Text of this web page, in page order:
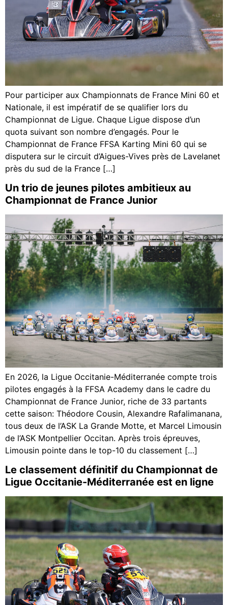
Pour participer aux Championnats de France Mini 60 et
Nationale, il est impératif de se qualifier lors du
Championnat de Ligue. Chaque Ligue dispose d’un
quota suivant son nombre d’engagés. Pour le
Championnat de France FFSA Karting Mini 60 qui se
disputera sur le circuit d’Aigues-Vives près de Lavelanet
près du sud de la France […]
Un trio de jeunes pilotes ambitieux au
Championnat de France Junior
En 2026, la Ligue Occitanie-Méditerranée compte trois
pilotes engagés à la FFSA Academy dans le cadre du
Championnat de France Junior, riche de 33 partants
cette saison: Théodore Cousin, Alexandre Rafalimanana,
tous deux de l’ASK La Grande Motte, et Marcel Limousin
de l’ASK Montpellier Occitan. Après trois épreuves,
Limousin pointe dans le top-10 du classement […]
Le classement définitif du Championnat de
Ligue Occitanie-Méditerranée est en ligne